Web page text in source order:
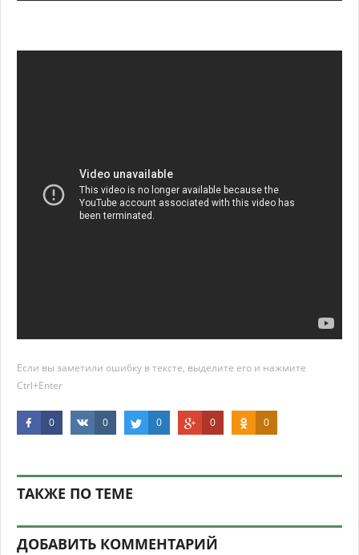
Если вы заметили ошибку в тексте, выделите его и нажмите
Ctrl+Enter
0 0 0 0 0
ТАКЖЕ ПО ТЕМЕ
ДОБАВИТЬ КОММЕНТАРИЙ